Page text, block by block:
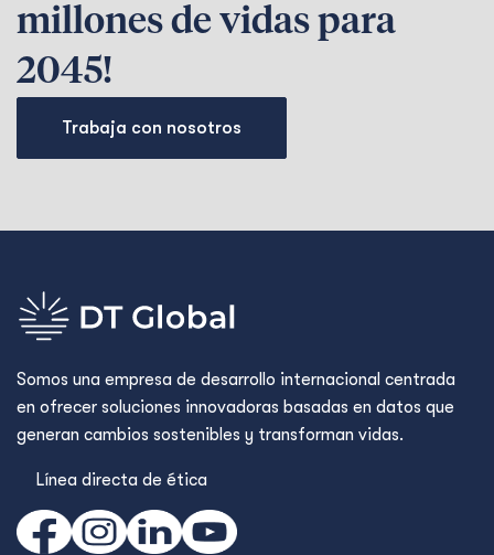
millones de vidas para
2045!
Trabaja con nosotros
Somos una empresa de desarrollo internacional centrada
en ofrecer soluciones innovadoras basadas en datos que
generan cambios sostenibles y transforman vidas.
Línea directa de ética